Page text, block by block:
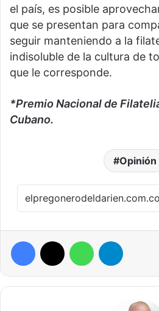
el país, es posible
que se presentan para
seguir manteniendo a la
indisoluble de la cultura de
que le corresponde.
*Premio Nacional de
Cubano.
Opinión
Facebook WhatsApp